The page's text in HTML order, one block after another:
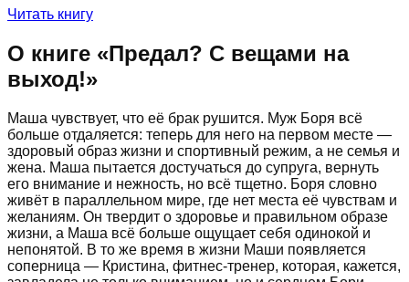
Читать книгу
О книге «Предал? С вещами на
выход!»
Маша чувствует, что её брак рушится. Муж Боря всё
больше отдаляется: теперь для него на первом месте —
здоровый образ жизни и спортивный режим, а не семья и
жена. Маша пытается достучаться до супруга, вернуть
его внимание и нежность, но всё тщетно. Боря словно
живёт в параллельном мире, где нет места её чувствам и
желаниям. Он твердит о здоровье и правильном образе
жизни, а Маша всё больше ощущает себя одинокой и
непонятой. В то же время в жизни Маши появляется
соперница — Кристина, фитнес-тренер, которая, кажется,